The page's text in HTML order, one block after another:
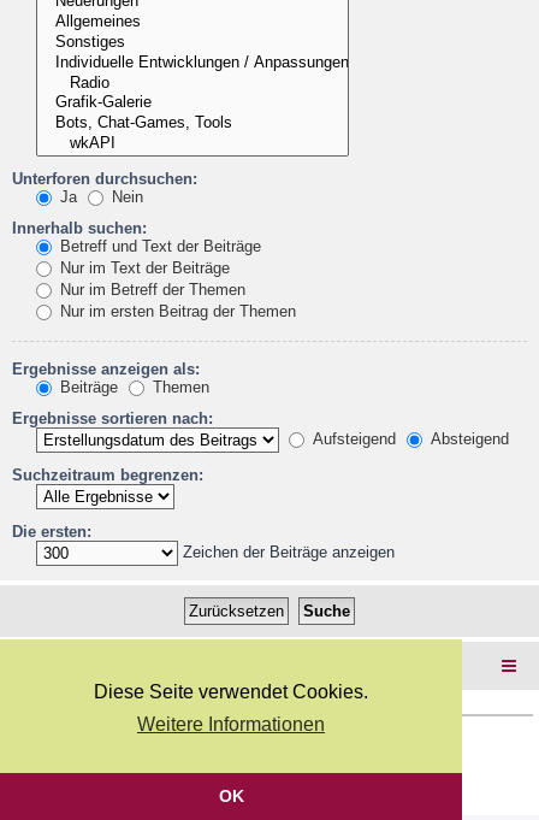
Diese Seite verwendet Cookies.
Weitere Informationen
OK
Unterforen durchsuchen:
Ja
Nein
Innerhalb suchen:
Betreff und Text der Beiträge
Nur im Text der Beiträge
Nur im Betreff der Themen
Nur im ersten Beitrag der Themen
Ergebnisse anzeigen als:
Beiträge
Themen
Ergebnisse sortieren nach:
Aufsteigend
Absteigend
Suchzeitraum begrenzen:
Die ersten:
Zeichen der Beiträge anzeigen
Deutsche Übersetzung durchphpBB.de